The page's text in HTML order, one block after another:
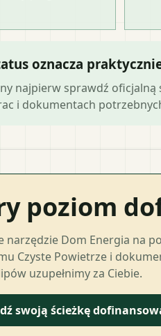
oznacza
najpierw sprawdź
i dokumentach
poziom
narzędzie Dom Energia na
Czyste Powietrze i
uzupełnimy za Ciebie.
swoją ścieżkę